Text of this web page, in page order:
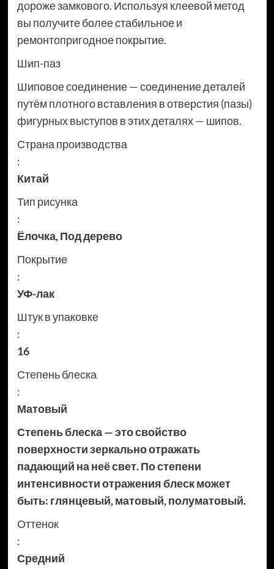
дороже замкового. Используя клеевой метод
вы получите более стабильное и
ремонтопригодное покрытие.
Шип-паз
Шиповое соединение — соединение деталей
путём плотного вставления в отверстия (пазы)
фигурных выступов в этих деталях — шипов.
Страна производства
:
Китай
Тип рисунка
:
Ёлочка,Под дерево
Покрытие
:
УФ-лак
Штук в упаковке
:
16
Степень блеска
:
Матовый
Степень блеска — это свойство
поверхности зеркально отражать
падающий на неё свет. По степени
интенсивности отражения блеск может
быть: глянцевый, матовый, полуматовый.
Оттенок
:
Средний